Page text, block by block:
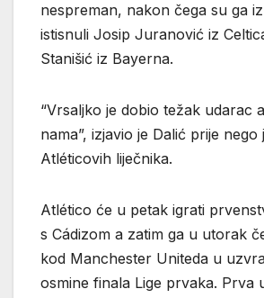
nespreman, nakon čega su ga
istisnuli Josip Juranović iz
Stanišić iz Bayerna.
“Vrsaljko je dobio težak udarac
nama”, izjavio je Dalić prije nego
Atléticovih liječnika.
Atlético će u petak igrati
s Cádizom a zatim ga u utorak
kod Manchester Uniteda u
osmine finala Lige prvaka. Prva